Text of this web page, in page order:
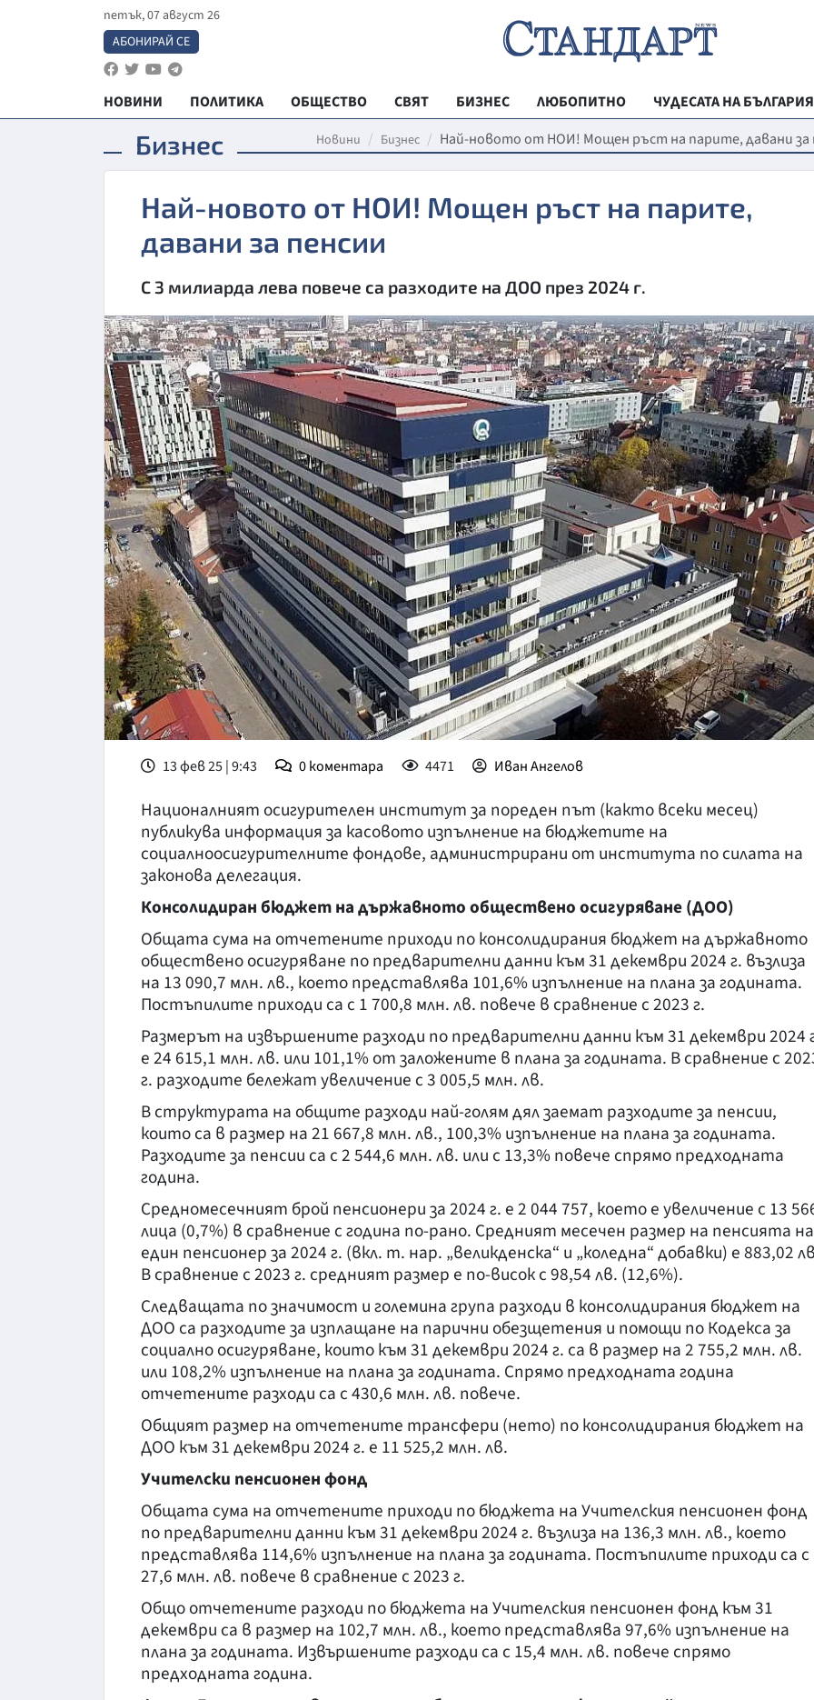
петък, 07 август 26
АБОНИРАЙ СЕ
НОВИНИ ПОЛИТИКА ОБЩЕСТВО СВЯТ БИЗНЕС ЛЮБОПИТНО
ЧУДЕСАТА НА БЪЛГАРИЯ
РЕГИОНАЛНИ
ВЕСТНИК
МЛАДЕЖКА
ТЕХНОЛОГИИ
ДА!НА
ДА! НА
КУЛТУРА
ПРАВОСЪДИЕ
КРИМИ
ВЯРА
ОБЯВИ
ВОЙНАТА В
ВРЕМЕТО
Бизнес Новини Бизнес Най-новото от НОИ! Мощен ръст на парите, давани за
Най-новото от НОИ! Мощен ръст на парите,
давани за пенсии
С 3 милиарда лева повече са разходите на ДОО през 2024 г.
13 фев 25 | 9:43 0коментара 4471 Иван Ангелов
Националният осигурителен институт за пореден път (както всеки месец)
публикува информация за касовото изпълнение на бюджетите на
социалноосигурителните фондове, администрирани от института по силата на
законова делегация.
Консолидиран бюджет на държавното обществено осигуряване (ДОО)
Общата сума на отчетените приходи по консолидирания бюджет на държавното
обществено осигуряване по предварителни данни към 31 декември 2024 г. възлиза
на 13 090,7 млн. лв., което представлява 101,6% изпълнение на плана за годината.
Постъпилите приходи са с 1 700,8 млн. лв. повече в сравнение с 2023 г.
Размерът на извършените разходи по предварителни данни към 31 декември 2024
е 24 615,1 млн. лв. или 101,1% от заложените в плана за годината. В сравнение с
г. разходите бележат увеличение с 3 005,5 млн. лв.
В структурата на общите разходи най-голям дял заемат разходите за пенсии,
които са в размер на 21 667,8 млн. лв., 100,3% изпълнение на плана за годината.
Разходите за пенсии са с 2 544,6 млн. лв. или с 13,3% повече спрямо предходната
година.
Средномесечният брой пенсионери за 2024 г. е 2 044 757, което е увеличение с 13
лица (0,7%) в сравнение с година по-рано. Средният месечен размер на пенсията на
един пенсионер за 2024 г. (вкл. т. нар. „великденска“ и „коледна“ добавки) е 883,02
В сравнение с 2023 г. средният размер е по-висок с 98,54 лв. (12,6%).
Следващата по значимост и големина група разходи в консолидирания бюджет на
ДОО са разходите за изплащане на парични обезщетения и помощи по Кодекса за
социално осигуряване, които към 31 декември 2024 г. са в размер на 2 755,2 млн. лв.
или 108,2% изпълнение на плана за годината. Спрямо предходната година
отчетените разходи са с 430,6 млн. лв. повече.
Общият размер на отчетените трансфери (нето) по консолидирания бюджет на
ДОО към 31 декември 2024 г. е 11 525,2 млн. лв.
Учителски пенсионен фонд
Общата сума на отчетените приходи по бюджета на Учителския пенсионен фонд
по предварителни данни към 31 декември 2024 г. възлиза на 136,3 млн. лв., което
представлява 114,6% изпълнение на плана за годината. Постъпилите приходи са с
27,6 млн. лв. повече в сравнение с 2023 г.
Общо отчетените разходи по бюджета на Учителския пенсионен фонд към 31
декември са в размер на 102,7 млн. лв., което представлява 97,6% изпълнение на
плана за годината. Извършените разходи са с 15,4 млн. лв. повече спрямо
предходната година.